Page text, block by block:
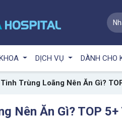
DỊCH VỤ DÀNH CHO
Tinh Trùng Loãng Nên Ăn Gì?
Nên Ăn Gì? TOP